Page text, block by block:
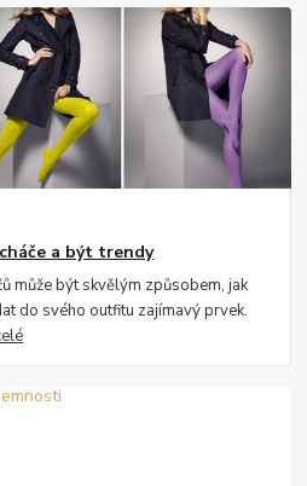
a být trendy
může být skvělým způsobem, jak
do svého outfitu zajímavý prvek.